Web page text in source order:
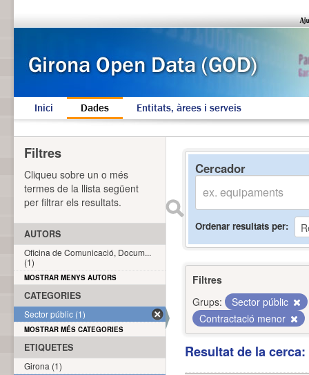
Inici Dades Entitats, àrees i serveis
Cercador
Ordenar resultats per
Filtres
Grups:
Sector públic
Contractació menor
Resultat de la
Filtres
Cliqueu sobre un o més
termes de la llista següent
per filtrar els resultats.
AUTORS
Oficina de Comunicació, Docum...
(1)
MOSTRAR MENYS AUTORS
CATEGORIES
Sector públic (1)
MOSTRAR MÉS CATEGORIES
ETIQUETES
Girona (1)